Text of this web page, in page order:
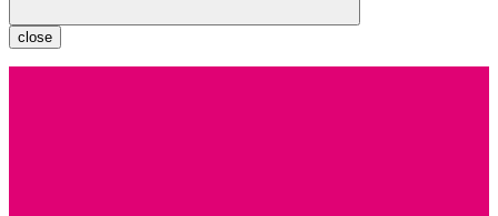
close